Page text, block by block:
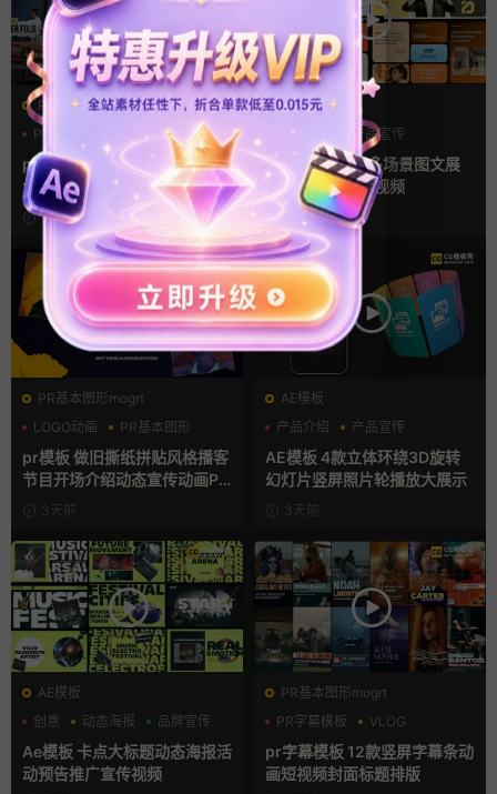
PR基本图形mogrt
PR基本图形
PR字幕模板
人物介绍
pr字幕模板 9组胶带贴纸人物
介绍角标动画PR模版
7小时前
AE模板
产品介绍
产品宣传
产品展示
AE模板 横竖屏多场景图文展
示排版产品宣传视频
2天前
PR基本图形mogrt
LOGO动画
PR基本图形
复古风
pr模板 做旧撕纸拼贴风格播客
节目开场介绍动态宣传动画PR
模版3天前
AE模板
产品介绍
产品宣传
产品展示
AE模板 4款立体环绕3D旋转
幻灯片竖屏照片轮播放大展示
3天前
AE模板
创意
动态海报 品牌宣传
Ae模板 卡点大标题动态海报活
动预告推广宣传视频
PR基本图形mogrt
PR字幕模板
VLOG
人物介绍
pr字幕模板 12款竖屏字幕条动
画短视频封面标题排版